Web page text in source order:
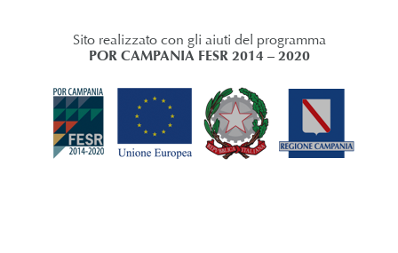
Sito realizzato con gli aiuti del programma
POR CAMPANIA FESR 2014 – 2020